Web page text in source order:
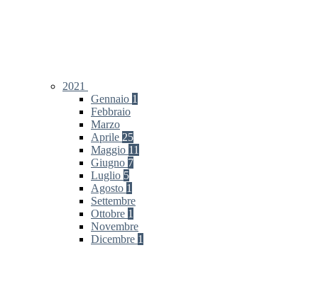
2021
Gennaio 1
Febbraio
Marzo
Aprile 25
Maggio 11
Giugno 7
Luglio 5
Agosto 1
Settembre
Ottobre 1
Novembre
Dicembre 1